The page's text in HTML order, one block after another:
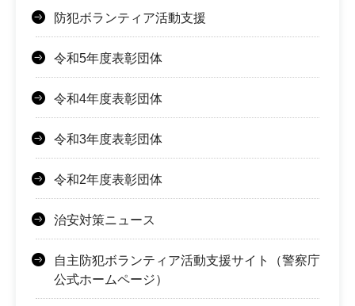
防犯ボランティア活動支援
令和5年度表彰団体
令和4年度表彰団体
令和3年度表彰団体
令和2年度表彰団体
治安対策ニュース
自主防犯ボランティア活動支援サイト（警察庁
公式ホームページ）